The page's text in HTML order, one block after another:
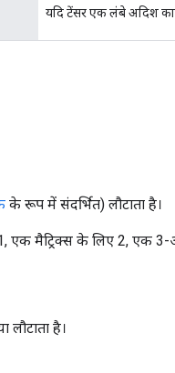
यदि टेंसर एक लंबे अदिश का
के रूप में संदर्भित) लौटाता है।
मैट्रिक्स के लिए 2, एक 3-
है।